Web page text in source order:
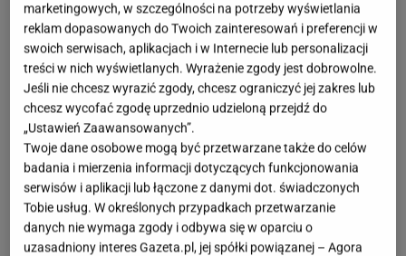
złapiesz ją za mniej niż 2 stówki
Tę wyjątkową okazję znalazłam na Domondo. To
markiza balkonowa, która równie dobrze sprawdzi
się także na tarasie. Wcześniej kosztowała
dokładnie 953,69 zł, a teraz złapiemy ją za 199,99 zł.
Jest bardzo prosta w montażu, a co najważniejsze -
nie wymaga wiercenia.
marketingowych, w szczególności na potrzeby wyświetlania
reklam dopasowanych do Twoich zainteresowań i preferencji w
swoich serwisach, aplikacjach i w Internecie lub personalizacji
treści w nich wyświetlanych. Wyrażenie zgody jest dobrowolne.
Jeśli nie chcesz wyrazić zgody, chcesz ograniczyć jej zakres lub
chcesz wycofać zgodę uprzednio udzieloną przejdź do
„Ustawień Zaawansowanych”.
Twoje dane osobowe mogą być przetwarzane także do celów
badania i mierzenia informacji dotyczących funkcjonowania
serwisów i aplikacji lub łączone z danymi dot. świadczonych
Tobie usług. W określonych przypadkach przetwarzanie
danych nie wymaga zgody i odbywa się w oparciu o
uzasadniony interes Gazeta.pl, jej spółki powiązanej – Agora